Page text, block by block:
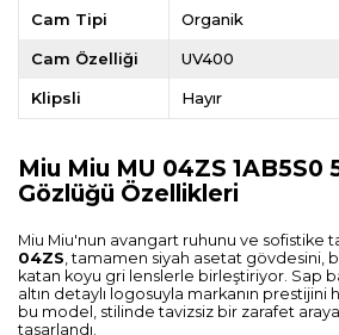
Cam Tipi Organik
Cam Özelliği UV400
Klipsli Hayır
Miu Miu MU 04ZS 1AB5S0
Gözlüğü Özellikleri
Miu Miu'nun avangart ruhunu ve sofistike
04ZS, tamamen siyah asetat gövdesini,
katan koyu gri lenslerle birleştiriyor. Sap
altın detaylı logosuyla markanın
bu model, stilinde tavizsiz bir zarafet
tasarlandı.